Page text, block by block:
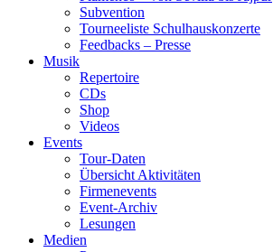
Subvention
Tourneeliste Schulhauskonzerte
Feedbacks – Presse
Musik
Repertoire
CDs
Shop
Videos
Events
Tour-Daten
Übersicht Aktivitäten
Firmenevents
Event-Archiv
Lesungen
Medien